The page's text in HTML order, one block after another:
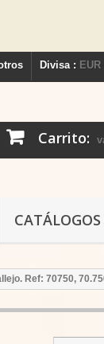
Divisa : EUR
Carrito:
CATÁLOGOS
Ref: 70750,